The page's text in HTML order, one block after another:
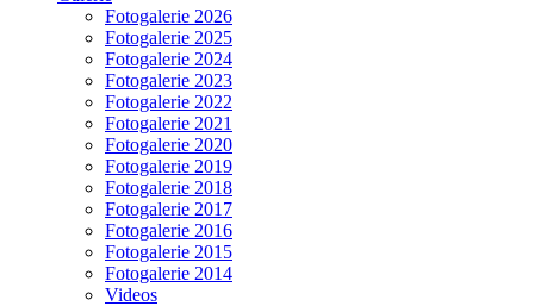
Fotogalerie 2026
Fotogalerie 2025
Fotogalerie 2024
Fotogalerie 2023
Fotogalerie 2022
Fotogalerie 2021
Fotogalerie 2020
Fotogalerie 2019
Fotogalerie 2018
Fotogalerie 2017
Fotogalerie 2016
Fotogalerie 2015
Fotogalerie 2014
Videos